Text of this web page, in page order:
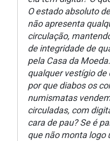
O estado absoluto
não apresenta
circulação,
de integridade de
pela Casa da
qualquer vestígio de
por que diabos os
numismatas
circuladas, com
cara de pau? Se é
que não monta logo